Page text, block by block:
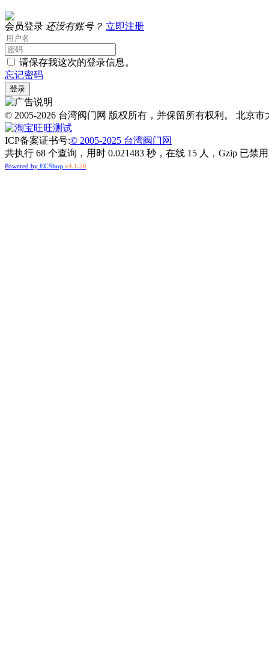
会员登录 还没有账号？ 立即注册
请保存我这次的登录信息。
忘记密码
© 2005-2026 台湾阀门网 版权所有，并保留所有权利。 北京
测试
ICP备案证书号:© 2005-2025 台湾阀门网
共执行 68 个查询，用时 0.021483 秒，在线 15 人，Gzip 已禁
Powered by ECShop v4.1.20